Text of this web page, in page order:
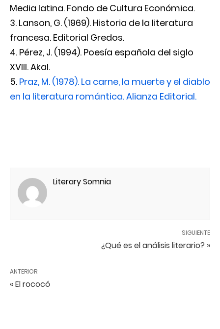
Media latina. Fondo de Cultura Económica.
Lanson, G. (1969). Historia de la literatura
francesa. Editorial Gredos.
Pérez, J. (1994). Poesía española del siglo
XVIII. Akal.
Praz, M. (1978). La carne, la muerte y el diablo
en la literatura romántica. Alianza Editorial.
Literary Somnia
SIGUIENTE
¿Qué es el análisis literario? »
ANTERIOR
« El rococó